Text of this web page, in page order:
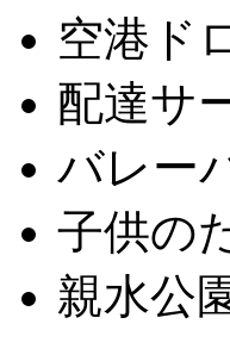
空港ド
配達サ
バレー
子供の
親水公